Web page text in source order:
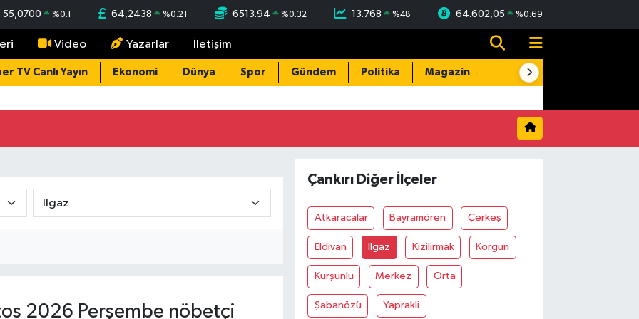
55,0700 %0.1 64,2438 %0.21 6513.94 %0.32 13.768 %48 64.602,05 %0.69
Video Yazarlar İletişim
TV Canlı Yayın Ekonomi Dünya Spor Gündem Politika Magazin Resmi İlanlar
2026 Perşembe nöbetçi
Çankırı Diğer İlçeler
Atkaracalar Bayramören Çerkeş
Eldivan İlgaz Kizilirmak Korgun
Kurşunlu Merkez Orta
Şabanözü Yaprakli